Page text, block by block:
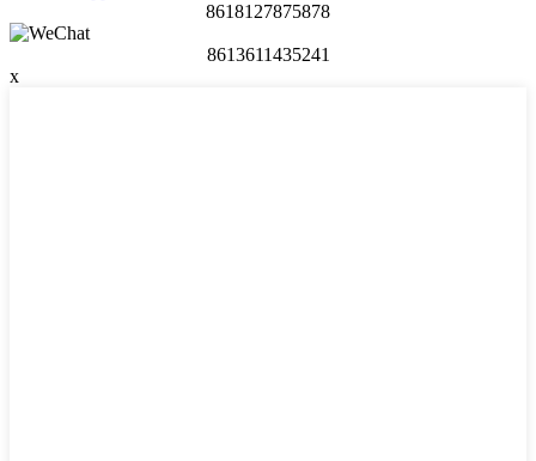
8618127875878
8613611435241
x